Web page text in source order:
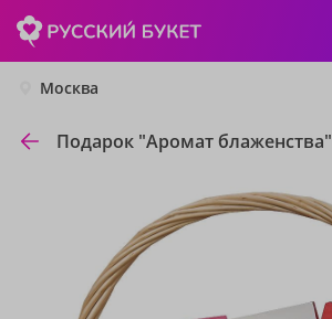
Москва
Подарок "Аромат блаженства"